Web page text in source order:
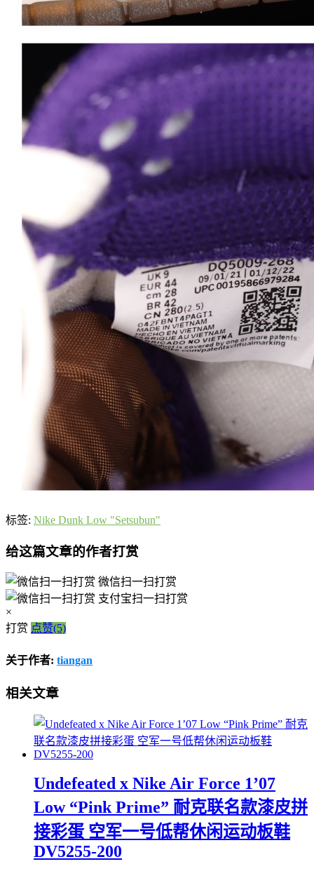
标签: Nike Dunk Low "Setsubun"
给这篇文章的作者打赏
微信扫一扫打赏
支付宝扫一扫打赏
×
打赏 点赞(5)
关于作者: tiangan
相关文章
Undefeated x Nike Air Force 1’07
Low “Pink Prime” 耐克联名款漆皮拼
接彩蛋 空军一号低帮休闲运动板鞋
DV5255-200